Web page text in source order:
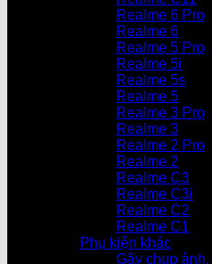
Realme 6 Pro
Realme 6
Realme 5 Pro
Realme 5i
Realme 5s
Realme 5
Realme 3 Pro
Realme 3
Realme 2 Pro
Realme 2
Realme C3
Realme C3i
Realme C2
Realme C1
Phụ kiện khác
Gậy chụp